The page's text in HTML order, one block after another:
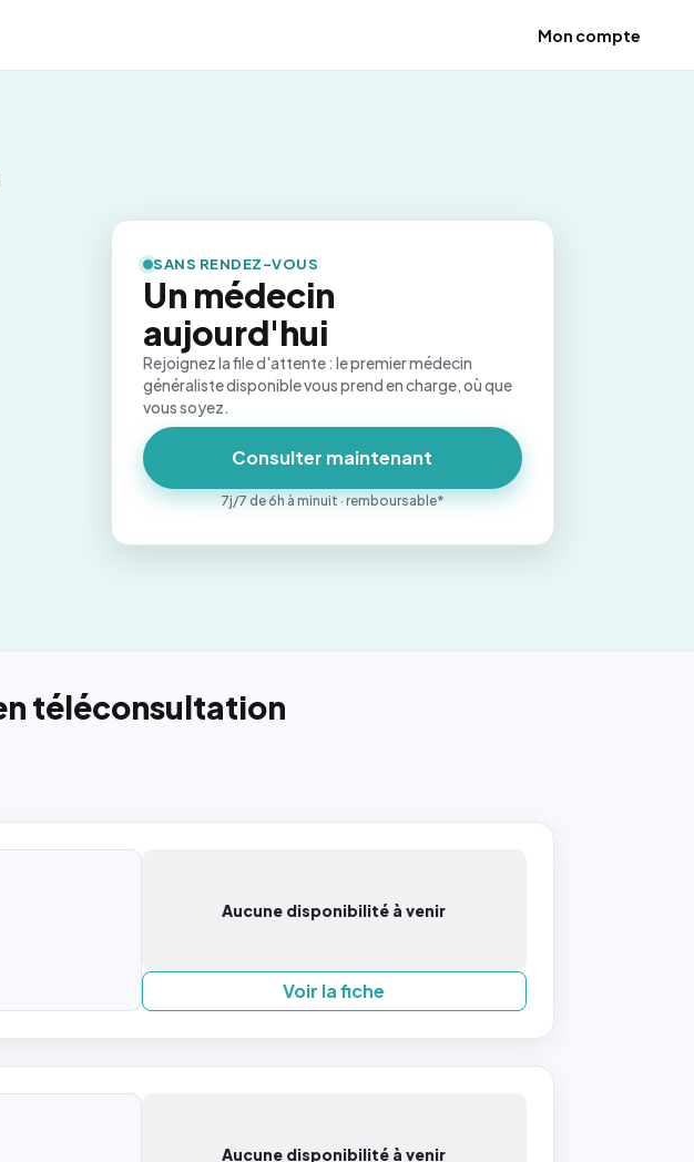
Mon compte
SANS RENDEZ-VOUS
Un médecin
aujourd'hui
Rejoignez la file d'attente : le premier médecin
généraliste disponible vous prend en charge, où que
vous soyez.
Consulter maintenant
7j/7 de 6h à minuit · remboursable*
téléconsultation
Aucune disponibilité à venir
Voir la fiche
Aucune disponibilité à venir